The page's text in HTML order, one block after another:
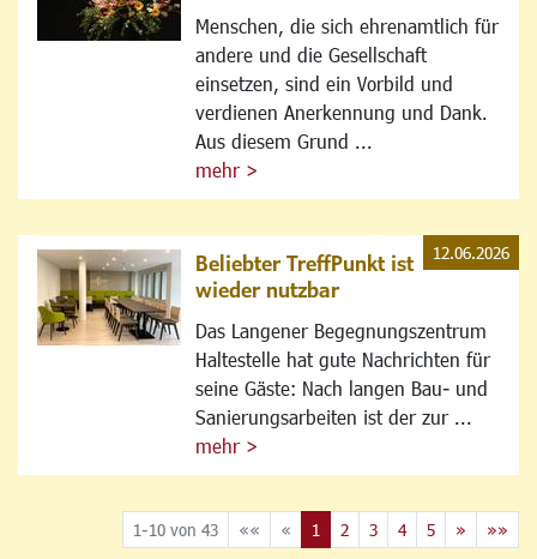
Menschen, die sich ehrenamtlich für
andere und die Gesellschaft
einsetzen, sind ein Vorbild und
verdienen Anerkennung und Dank.
Aus diesem Grund ...
mehr >
Beliebter TreffPunkt ist
wieder nutzbar
Das Langener Begegnungszentrum
Haltestelle hat gute Nachrichten für
seine Gäste: Nach langen Bau- und
Sanierungsarbeiten ist der zur ...
mehr >
12.06.2026
1-10 von 43 «« « 1 2 3 4 5 » »»